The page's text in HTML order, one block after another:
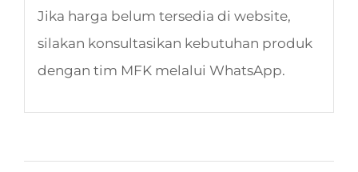
Jika harga belum tersedia di website,
silakan konsultasikan kebutuhan produk
dengan tim MFK melalui WhatsApp.